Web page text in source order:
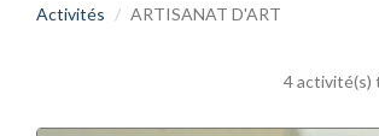
Activités ARTISANAT D'ART
4 activité(s)